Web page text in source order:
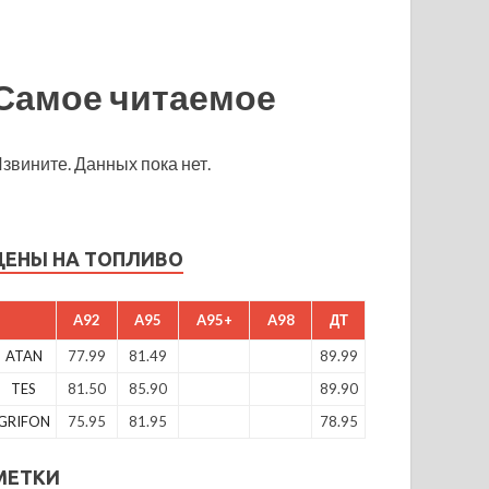
читаемое
Данных пока нет.
НА ТОПЛИВО
A92 A95 A95+ A98 ДТ
ATAN 77.99 81.49
89.99
TES
81.50 85.90
89.90
75.95 81.95 78.95